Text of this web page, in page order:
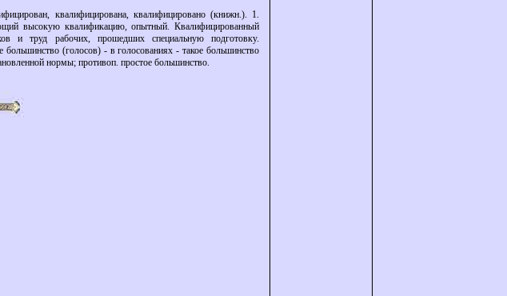
квалифицирована, квалифицировано (книжн.). 1.
высокую квалификацию, опытный. Квалифицированный
и труд рабочих, прошедших специальную подготовку.
(голосов) - в голосованиях - такое большинство
нормы; противоп. простое большинство.